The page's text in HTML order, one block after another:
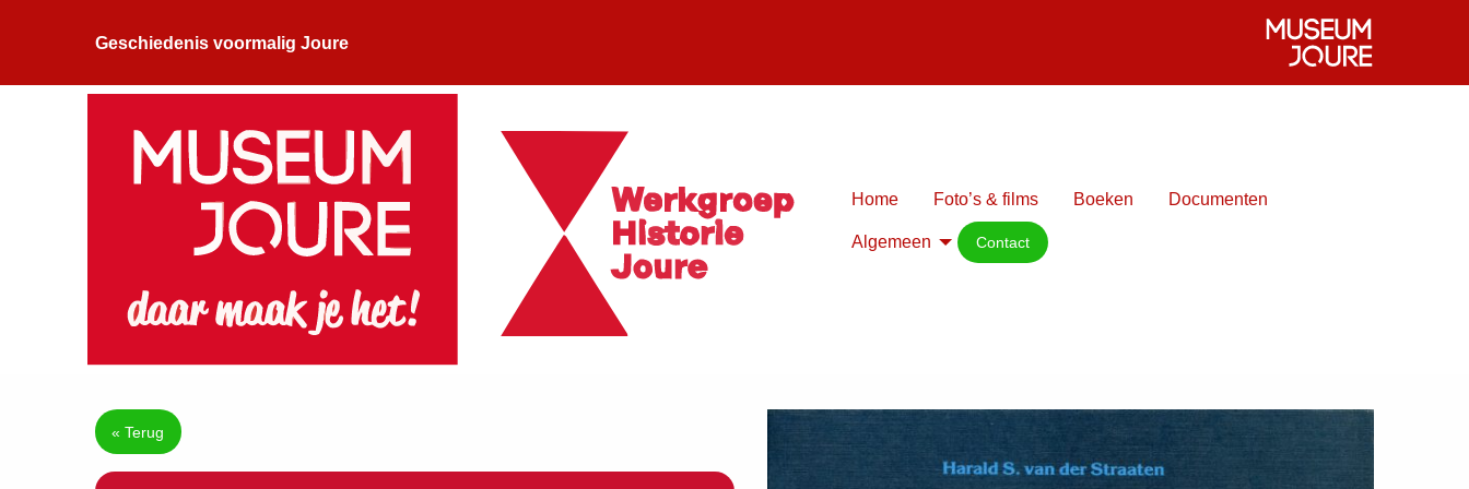
Geschiedenis voormalig Joure
Home Foto’s & films Boeken Documenten
Algemeen Contact
« Terug